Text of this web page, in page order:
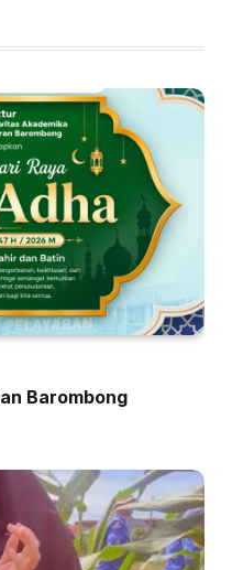
Barombong